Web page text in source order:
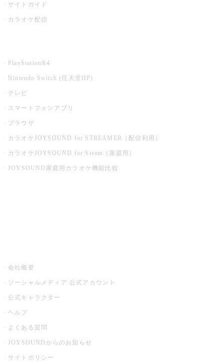
サイトガイド
カラオケ配信
PlayStation®4
Nintendo Switch (任天堂HP)
テレビ
スマートフォンアプリ
ブラウザ
カラオケJOYSOUND for STREAMER（配信利用）
カラオケJOYSOUND for Steam（家庭用）
JOYSOUND家庭用カラオケ機能比較
会社概要
ソーシャルメディア 公式アカウント
公式キャラクター
ヘルプ
よくある質問
JOYSOUNDからのお知らせ
サイトポリシー